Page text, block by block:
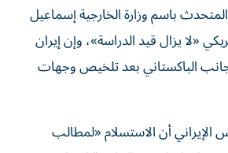
باسم وزارة الخارجية إسماعيل
«لا يزال قيد الدراسة»، وإن إيران
الباكستاني بعد تلخيص وجهات
الإيراني أن الاستسلام «لمطالب